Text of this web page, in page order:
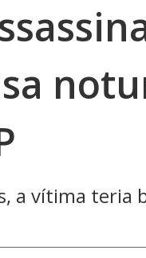
a vítima teria